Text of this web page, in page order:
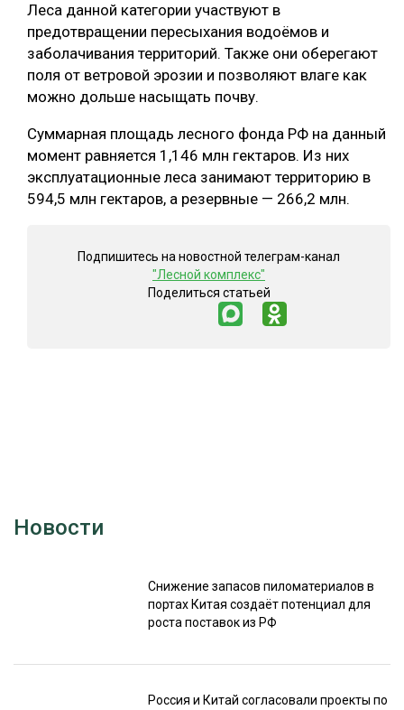
БЕЗОПАСНОЕ ПРОИЗВОДСТВО
СОРТИРОВКА ДРЕВЕСИНЫ
СУШКА ДРЕВЕСИНЫ
МЕБЕЛЬНОЕ ПРОИЗВОДСТВО
Леса данной категории участвуют в
предотвращении пересыхания водоёмов и
заболачивания территорий. Также они оберегают
поля от ветровой эрозии и позволяют влаге как
можно дольше насыщать почву.
Суммарная площадь лесного фонда РФ на данный
момент равняется 1,146 млн гектаров. Из них
эксплуатационные леса занимают территорию в
594,5 млн гектаров, а резервные — 266,2 млн.
Подпишитесь на новостной телеграм-канал
"Лесной комплекс"
Поделиться статьей
Новости
Снижение запасов пиломатериалов в
портах Китая создаёт потенциал для
роста поставок из РФ
Россия и Китай согласовали проекты по